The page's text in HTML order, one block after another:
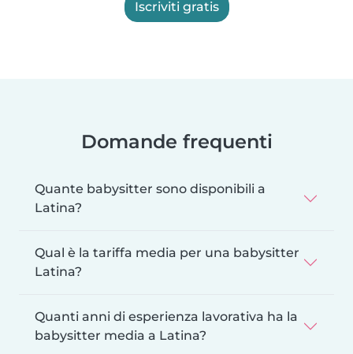
Iscriviti gratis
Domande frequenti
Quante babysitter sono disponibili a
Latina?
Qual è la tariffa media per una babysitter
Latina?
Quanti anni di esperienza lavorativa ha la
babysitter media a Latina?